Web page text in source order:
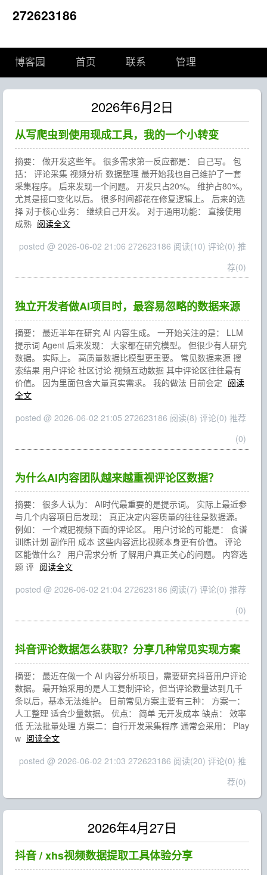
272623186
博客园 首页 联系 管理
2026年6月2日
从写爬虫到使用现成工具，我的一个小转变
摘要： 做开发这些年。 很多需求第一反应都是： 自己写。 包
括： 评论采集 视频分析 数据整理 最开始我也自己维护了一套
采集程序。 后来发现一个问题。 开发只占20%。 维护占80%。
尤其是接口变化以后。 很多时间都花在修复逻辑上。 后来的选
择 对于核心业务： 继续自己开发。 对于通用功能： 直接使用
成熟 阅读全文
posted @ 2026-06-02 21:06 272623186 阅读(10) 评论(0) 推
荐(0)
独立开发者做AI项目时，最容易忽略的数据来源
摘要： 最近半年在研究 AI 内容生成。 一开始关注的是： LLM
提示词 Agent 后来发现： 大家都在研究模型。 但很少有人研究
数据。 实际上。 高质量数据比模型更重要。 常见数据来源 搜
索结果 用户评论 社区讨论 视频互动数据 其中评论区往往最有
价值。 因为里面包含大量真实需求。 我的做法 目前会定 阅读
全文
posted @ 2026-06-02 21:05 272623186 阅读(8) 评论(0) 推荐
(0)
为什么AI内容团队越来越重视评论区数据？
摘要： 很多人认为： AI时代最重要的是提示词。 实际上最近参
与几个内容项目后发现： 真正决定内容质量的往往是数据源。
例如： 一个减肥视频下面的评论区。 用户讨论的可能是： 食谱
训练计划 副作用 成本 这些内容远比视频本身更有价值。 评论
区能做什么？ 用户需求分析 了解用户真正关心的问题。 内容选
题 评 阅读全文
posted @ 2026-06-02 21:04 272623186 阅读(7) 评论(0) 推荐
(0)
抖音评论数据怎么获取？分享几种常见实现方案
摘要： 最近在做一个 AI 内容分析项目，需要研究抖音用户评论
数据。 最开始采用的是人工复制评论，但当评论数量达到几千
条以后，基本无法维护。 目前常见方案主要有三种： 方案一：
人工整理 适合少量数据。 优点： 简单 无开发成本 缺点： 效率
低 无法批量处理 方案二：自行开发采集程序 通常会采用： Play
w 阅读全文
posted @ 2026-06-02 21:03 272623186 阅读(20) 评论(0) 推
荐(0)
2026年4月27日
抖音 / xhs视频数据提取工具体验分享